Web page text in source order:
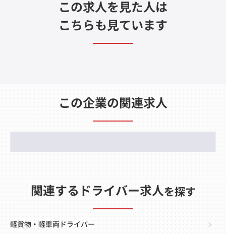
この求人を見た人は
こちらも見ています
この企業の関連求人
関連するドライバー求人を探す
軽貨物・軽車両ドライバー